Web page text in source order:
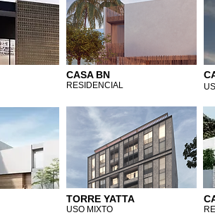
CASA BN
RESIDENCIAL
TORRE YATTA
USO MIXTO